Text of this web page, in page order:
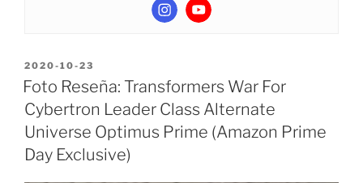
POSTED
ON
2020-10-23
Foto Reseña: Transformers War For
Cybertron Leader Class Alternate
Universe Optimus Prime (Amazon Prime
Day Exclusive)